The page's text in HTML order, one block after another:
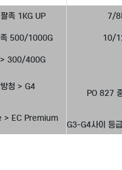
족 1KG UP 7/8
족 500/1000G 10/
> 300/400G
청 > G4
PO 827
> EC Premium
G3-G4사이 등